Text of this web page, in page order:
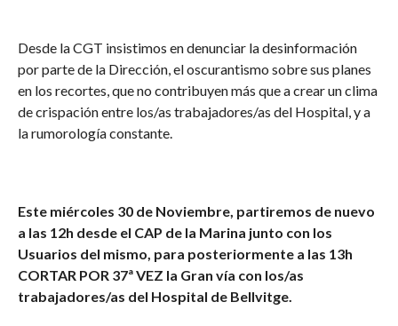
Desde la CGT insistimos en denunciar la desinformación
por parte de la Dirección, el oscurantismo sobre sus planes
en los recortes, que no contribuyen más que a crear un clima
de crispación entre los/as trabajadores/as del Hospital, y a
la rumorología constante.
Este miércoles 30 de Noviembre, partiremos de nuevo
a las 12h desde el CAP de la Marina junto con los
Usuarios del mismo, para posteriormente a las 13h
CORTAR POR 37ª VEZ la Gran vía con los/as
trabajadores/as del Hospital de Bellvitge.